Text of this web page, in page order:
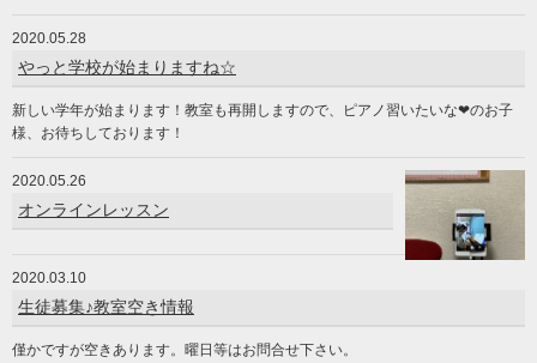
2020.05.28
やっと学校が始まりますね☆
新しい学年が始まります！教室も再開しますので、ピアノ習いたいな❤のお子
様、お待ちしております！
2020.05.26
オンラインレッスン
2020.03.10
生徒募集♪教室空き情報
僅かですが空きあります。曜日等はお問合せ下さい。